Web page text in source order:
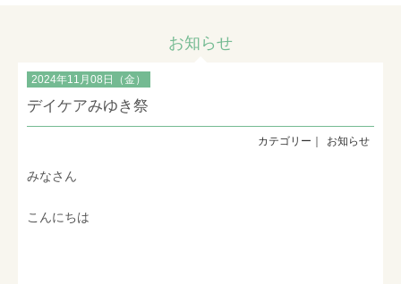
法人案内
お知らせ
2024年11月08日（金）
デイケアみゆき祭
お知らせ
みなさん
こんにちは